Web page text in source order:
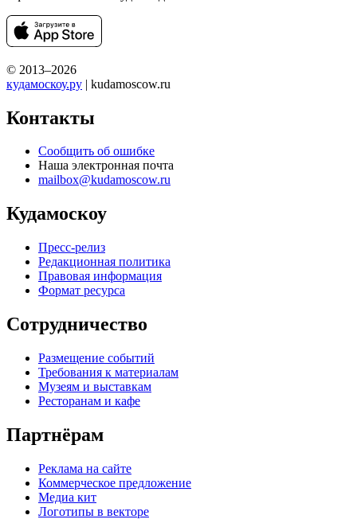
© 2013–2026
кудамоскоу.ру | kudamoscow.ru
Контакты
Сообщить об ошибке
Наша электронная почта
mailbox@kudamoscow.ru
Кудамоскоу
Пресс-релиз
Редакционная политика
Правовая информация
Формат ресурса
Сотрудничество
Размещение событий
Требования к материалам
Музеям и выставкам
Ресторанам и кафе
Партнёрам
Реклама на сайте
Коммерческое предложение
Медиа кит
Логотипы в векторе